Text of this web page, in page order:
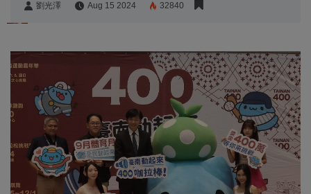
劉光澤 Aug 15 2024 32840